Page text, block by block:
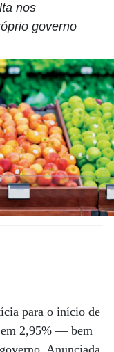
nos
governo
para o início de
2,95% — bem
Anunciada